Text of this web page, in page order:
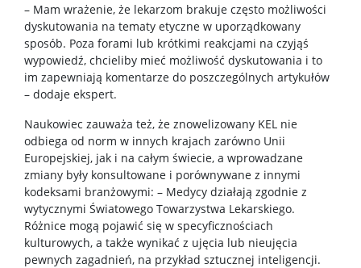
– Mam wrażenie, że lekarzom brakuje często możliwości
dyskutowania na tematy etyczne w uporządkowany
sposób. Poza forami lub krótkimi reakcjami na czyjąś
wypowiedź, chcieliby mieć możliwość dyskutowania i to
im zapewniają komentarze do poszczególnych artykułów
– dodaje ekspert.
Naukowiec zauważa też, że znowelizowany KEL nie
odbiega od norm w innych krajach zarówno Unii
Europejskiej, jak i na całym świecie, a wprowadzane
zmiany były konsultowane i porównywane z innymi
kodeksami branżowymi: – Medycy działają zgodnie z
wytycznymi Światowego Towarzystwa Lekarskiego.
Różnice mogą pojawić się w specyficznościach
kulturowych, a także wynikać z ujęcia lub nieujęcia
pewnych zagadnień, na przykład sztucznej inteligencji.